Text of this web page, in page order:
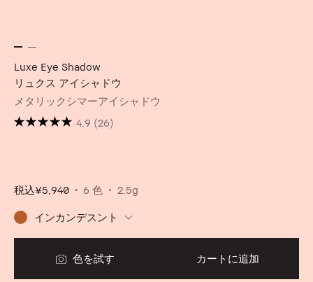
Luxe Eye Shadow
リュクス アイシャドウ
メタリックシマーアイシャドウ
4.9 (26)
税込¥5,940 6 色 2.5g
インカンデスント
色を試す カートに追加